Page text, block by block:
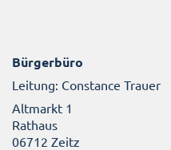
Bürgerbüro
Leitung: Constance Trauer
Altmarkt 1
Rathaus
06712 Zeitz